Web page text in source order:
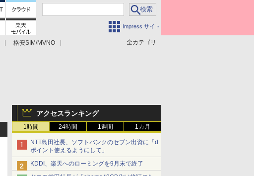
Impress サイト
全カテゴリ
格安SIM/MVNO
アクセスランキング
1時間 24時間 1週間 1カ月
NTT島田社長、ソフトバンクのセブン出資に「d
ポイント使えるようにして」
KDDI、楽天へのローミングを9月末で終了